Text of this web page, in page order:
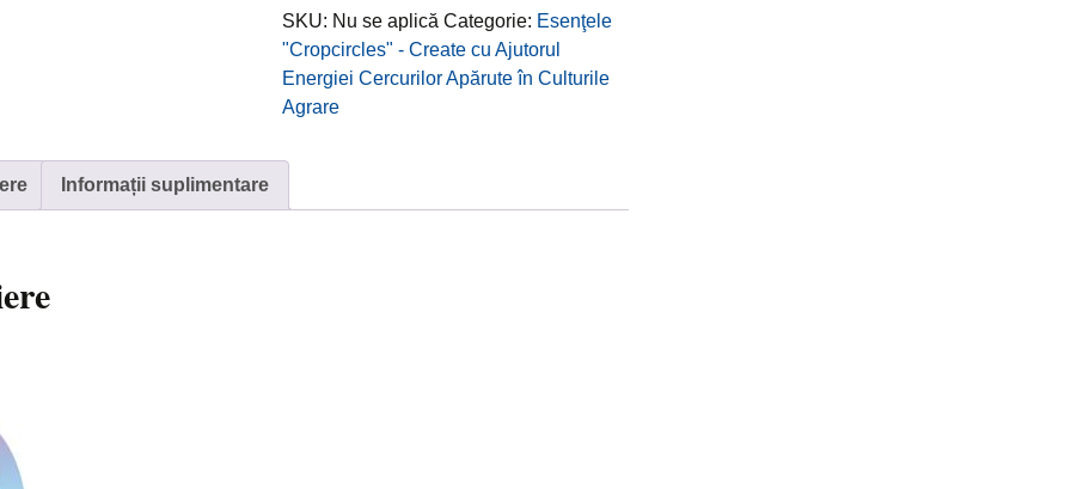
Liddington,
UK
(2012)
/
Wanborough,
SKU: Nu se aplică Categorie: Esenţele
"Cropcircles" - Create cu Ajutorul
Energiei Cercurilor Apărute în Culturile
Agrare
Informații suplimentare